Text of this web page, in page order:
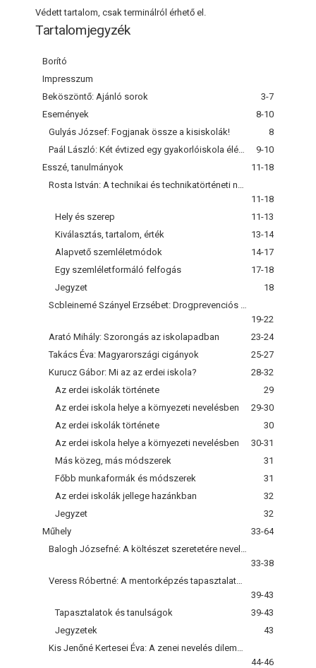
Védett tartalom, csak terminálról érhető el.
Tartalomjegyzék
Borító
Impresszum
Beköszöntő: Ajánló sorok
3-7
Események
8-10
Gulyás József: Fogjanak össze a kisiskolák!
8
9-10
Esszé, tanulmányok
11-18
11-18
Hely és szerep
11-13
Kiválasztás, tartalom, érték
13-14
Alapvető szemléletmódok
14-17
Egy szemléletformáló felfogás
17-18
Jegyzet
18
19-22
Arató Mihály: Szorongás az iskolapadban
23-24
Takács Éva: Magyarországi cigányok
25-27
Kurucz Gábor: Mi az az erdei iskola?
28-32
Az erdei iskolák története
29
Az erdei iskola helye a környezeti nevelésben
29-30
Az erdei iskolák története
30
Az erdei iskola helye a környezeti nevelésben
30-31
Más közeg, más módszerek
31
Főbb munkaformák és módszerek
31
Az erdei iskolák jellege hazánkban
32
Jegyzet
32
Műhely
33-64
33-38
39-43
Tapasztalatok és tanulságok
39-43
Jegyzetek
43
44-46